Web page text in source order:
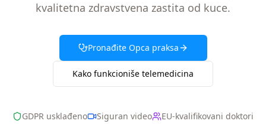
kvalitetna zdravstvena zastita od kuce.
Pronađite Opca praksa
Kako funkcioniše telemedicina
GDPR usklađeno Siguran video EU-kvalifikovani doktori